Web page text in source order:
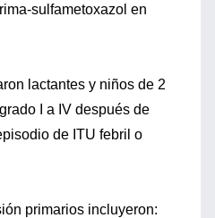
sulfametoxazol en
lactantes y niños de 2
I a IV después de
de ITU febril o
primarios incluyeron: